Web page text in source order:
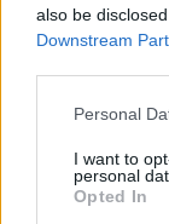
also be
Downstream
Please note
not limited to
grant or deny
use your data
Personal
I want to
personal
Opted In